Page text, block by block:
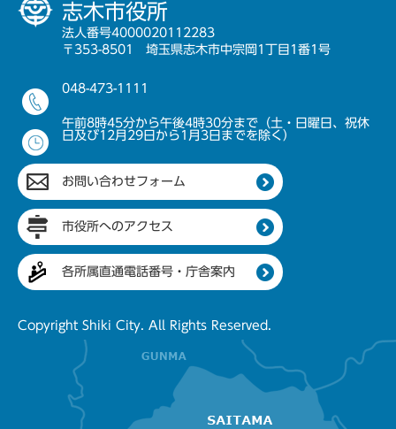
志木市役所
法人番号4000020112283
〒353-8501 埼玉県志木市中宗岡1丁目1番1号
048-473-1111
午前8時45分から午後4時30分まで（土・日曜日、祝休
日及び12月29日から1月3日までを除く）
お問い合わせフォーム
市役所へのアクセス
各所属直通電話番号・庁舎案内
Copyright Shiki City. All Rights Reserved.